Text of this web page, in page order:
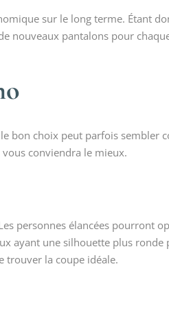
sur le long terme. Étant
nouveaux pantalons pour
bon choix peut parfois sembler
conviendra le mieux.
personnes élancées pourront
ayant une silhouette plus ronde
trouver la coupe idéale.